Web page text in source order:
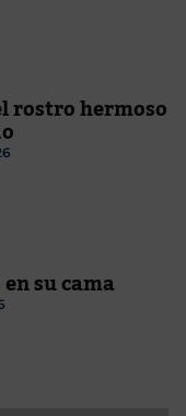
rostro hermoso
su cama